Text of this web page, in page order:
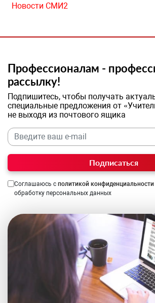
Новости СМИ2
Профессионалам -
рассылку!
Подпишитесь, чтобы получать
специальные предложения от
не выходя из почтового ящика
Подписаться
Соглашаюсь с политикой конфиденциальности
обработку персональных данных